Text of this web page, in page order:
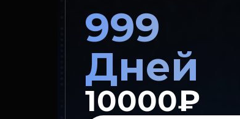
999
Дней
10000₽